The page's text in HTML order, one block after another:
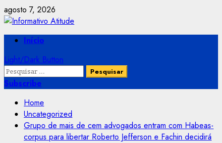
Skip
to
content
agosto 7, 2026
PrimaryInício
Light/Dark Button
Pesquisar
por:
Subscribe
Home
Uncategorized
Grupo de mais de cem advogados entram com Habeas-
corpus para libertar Roberto Jefferson e Fachin decidirá